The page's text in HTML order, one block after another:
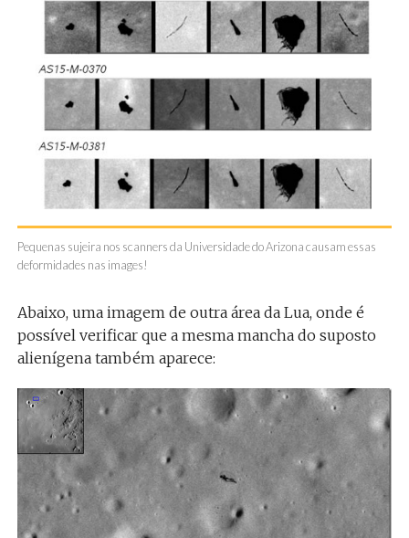
Pequenas sujeira nos scanners da Universidade do Arizona causam essas
deformidades nas images!
Abaixo, uma imagem de outra área da Lua, onde é
possível verificar que a mesma mancha do suposto
alienígena também aparece: